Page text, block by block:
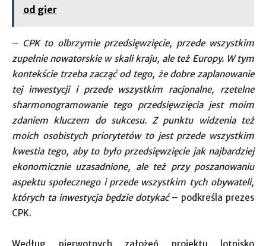
od gier
– CPK to olbrzymie przedsięwzięcie, przede wszystkim
zupełnie nowatorskie w skali kraju, ale też Europy. W tym
kontekście trzeba zacząć od tego, że dobre zaplanowanie
tej inwestycji i przede wszystkim racjonalne, rzetelne
sharmonogramowanie tego przedsięwzięcia jest moim
zdaniem kluczem do sukcesu. Z punktu widzenia też
moich osobistych priorytetów to jest przede wszystkim
kwestia tego, aby to było przedsięwzięcie jak najbardziej
ekonomicznie uzasadnione, ale też przy poszanowaniu
aspektu społecznego i przede wszystkim tych obywateli,
których ta inwestycja będzie dotykać– podkreśla prezes
CPK.